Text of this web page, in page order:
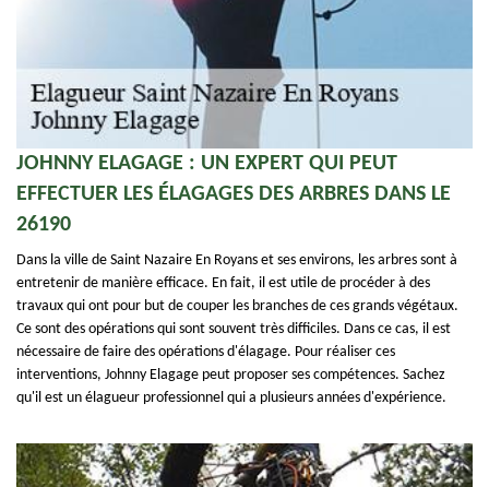
JOHNNY ELAGAGE : UN EXPERT QUI PEUT
EFFECTUER LES ÉLAGAGES DES ARBRES DANS LE
26190
Dans la ville de Saint Nazaire En Royans et ses environs, les arbres sont à
entretenir de manière efficace. En fait, il est utile de procéder à des
travaux qui ont pour but de couper les branches de ces grands végétaux.
Ce sont des opérations qui sont souvent très difficiles. Dans ce cas, il est
nécessaire de faire des opérations d'élagage. Pour réaliser ces
interventions, Johnny Elagage peut proposer ses compétences. Sachez
qu'il est un élagueur professionnel qui a plusieurs années d'expérience.